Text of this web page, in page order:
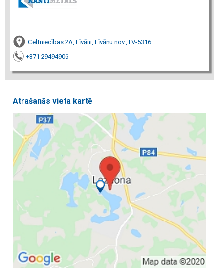
Celtniecības 2A, Līvāni, Līvānu nov., LV-5316
+371 29494906
Atrašanās vieta kartē